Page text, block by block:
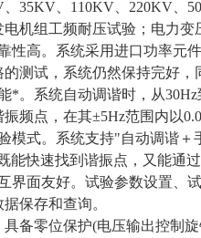
35KV、110KV、220KV、
机组工频耐压试验；电力变
性高。系统采用进口功率元
测试，系统仍然保持完好，
*。系统自动调谐时，从
频点，在其±5Hz范围内以
模式。系统支持"自动调谐
能快速找到谐振点，又能通
界面友好。试验参数设置、
保存和查询。
备零位保护(电压输出控制